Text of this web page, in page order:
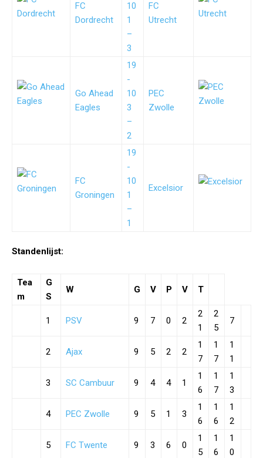
FC
Dordrecht
10
1
–
3
FC
Utrecht
Go Ahead
Eagles
19
-
10
3
–
2
PEC
Zwolle
FC
Groningen
19
-
10
1
–
1
Excelsior
Standenlijst:
Tea
m
G
S
W G V P V T
1 PSV 9 7 0 2
2
1
2
5
7
2 Ajax 9 5 2 2
1
7
1
7
1
1
3 SC Cambuur 9 4 4 1
1
6
1
7
1
3
4 PEC Zwolle 9 5 1 3
1
6
1
6
1
2
5 FC Twente 9 3 6 0
1
5
1
6
1
0